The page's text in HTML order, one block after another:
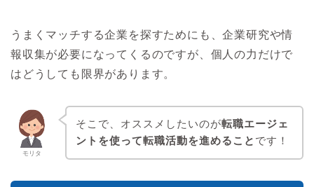
うまくマッチする企業を探すためにも、企業研究や情
報収集が必要になってくるのですが、個人の力だけで
はどうしても限界があります。
モリタ
そこで、オススメしたいのが転職エージェ
ントを使って転職活動を進めること です！